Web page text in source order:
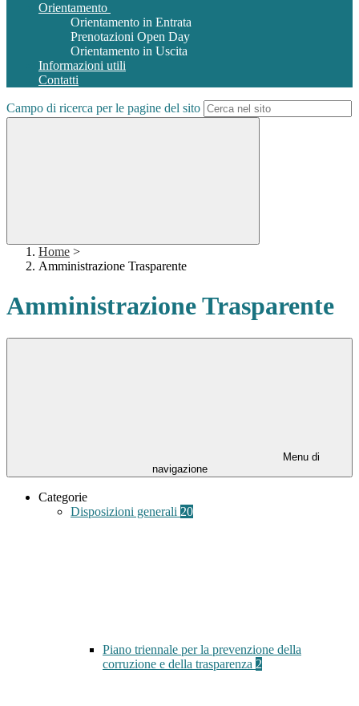
Orientamento
Orientamento in Entrata
Prenotazioni Open Day
Orientamento in Uscita
Informazioni utili
Contatti
Campo di ricerca per le pagine del sito
Home >
Amministrazione Trasparente
Amministrazione Trasparente
Menu di
navigazione
Categorie
Disposizioni generali 20
Piano triennale per la prevenzione della
corruzione e della trasparenza 2